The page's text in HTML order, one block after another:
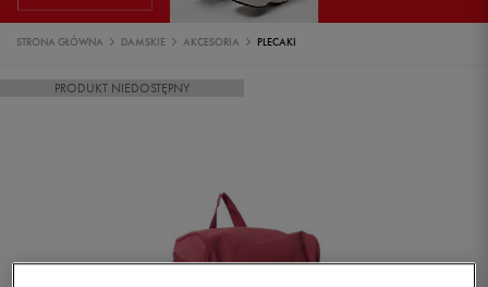
STRONA GŁÓWNA DAMSKIE AKCESORIA PLECAKI
PRODUKT NIEDOSTĘPNY